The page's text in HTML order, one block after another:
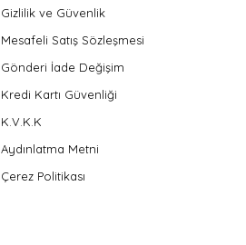
Gizlilik ve Güvenlik
Mesafeli Satış Sözleşmesi
Gönderi İade Değişim
Kredi Kartı Güvenliği
K.V.K.K
Aydınlatma Metni
Çerez Politikası